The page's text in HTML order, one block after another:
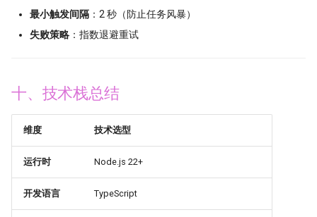
最小触发间隔 ：2 秒（防止任务风暴）
失败策略 ：指数退避重试
十、技术栈总结
维度 技术选型
运行时 Node.js 22+
开发语言 TypeScript